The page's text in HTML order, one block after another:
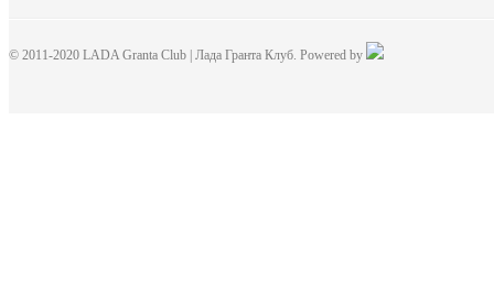
© 2011-2020 LADA Granta Club | Лада Гранта Клуб. Powered by